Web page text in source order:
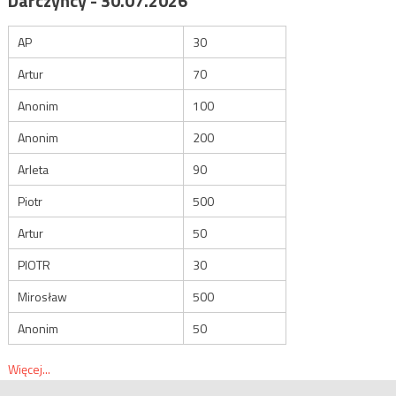
AP
30
Artur
70
Anonim
100
Anonim
200
Arleta
90
Piotr
500
Artur
50
PIOTR
30
Mirosław
500
Anonim
50
Więcej...